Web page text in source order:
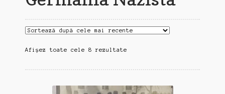
Contact
Afișez toate cele 8 rezultateSortat
cele
recente